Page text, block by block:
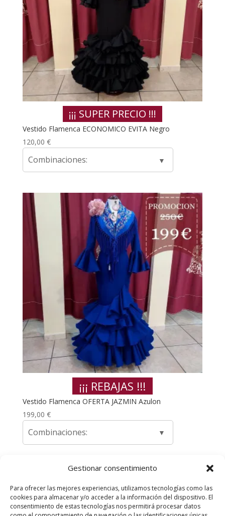
Gestionar consentimiento
Para ofrecer las mejores experiencias, utilizamos tecnologías como las
cookies para almacenar y/o acceder a la información del dispositivo. El
consentimiento de estas tecnologías nos permitirá procesar datos
¡¡¡ SUPER PRECIO !!!
Vestido Flamenca ECONOMICO EVITA Negro
120,00 €
Combinaciones:
¡¡¡ REBAJAS !!!
Vestido Flamenca OFERTA JAZMIN Azulon
199,00 €
Combinaciones:
Envíos y Devoluciones
Quienes somos